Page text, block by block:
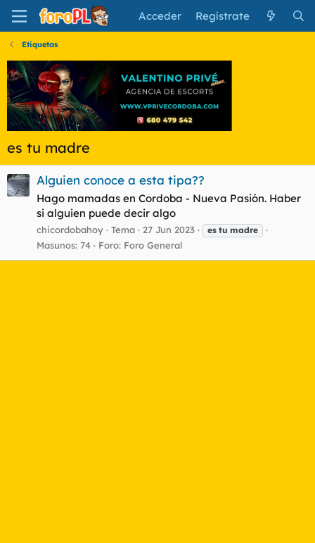
Acceder Regístrate
Etiquetas
es tu madre
Alguien conoce a esta tipa??
Hago mamadas en Cordoba - Nueva Pasión. Haber
si alguien puede decir algo
chicordobahoy Tema 27 Jun 2023 es tu madre
Masunos: 74 Foro: Foro General